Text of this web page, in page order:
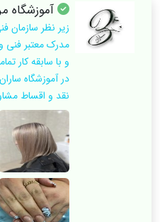
آموزشگاه
زیر نظر سازمان
مدرک معتبر
و با سابقه کار
در آموزشگاه
نقد و اقساط